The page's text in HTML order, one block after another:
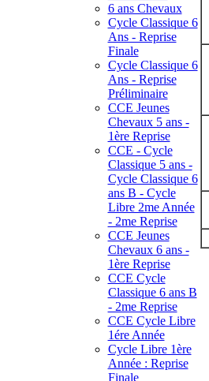
6 ans Chevaux
Cycle Classique 6
Ans - Reprise
Finale
Cycle Classique 6
Ans - Reprise
Préliminaire
CCE Jeunes
Chevaux 5 ans -
1ère Reprise
CCE - Cycle
Classique 5 ans -
Cycle Classique 6
ans B - Cycle
Libre 2me Année
- 2me Reprise
CCE Jeunes
Chevaux 6 ans -
1ère Reprise
CCE Cycle
Classique 6 ans B
- 2me Reprise
CCE Cycle Libre
1ére Année
Cycle Libre 1ère
Année : Reprise
Finale